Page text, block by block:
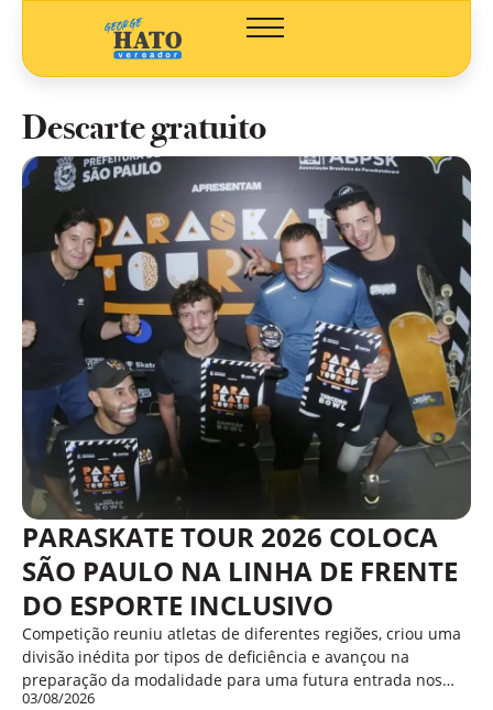
Descarte gratuito
PARASKATE TOUR 2026 COLOCA
SÃO PAULO NA LINHA DE FRENTE
DO ESPORTE INCLUSIVO
Competição reuniu atletas de diferentes regiões, criou uma
divisão inédita por tipos de deficiência e avançou na
preparação da modalidade para uma futura entrada nos…
03/08/2026